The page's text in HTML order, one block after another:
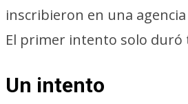
inscribieron en una
El primer intento solo duró
Un intento